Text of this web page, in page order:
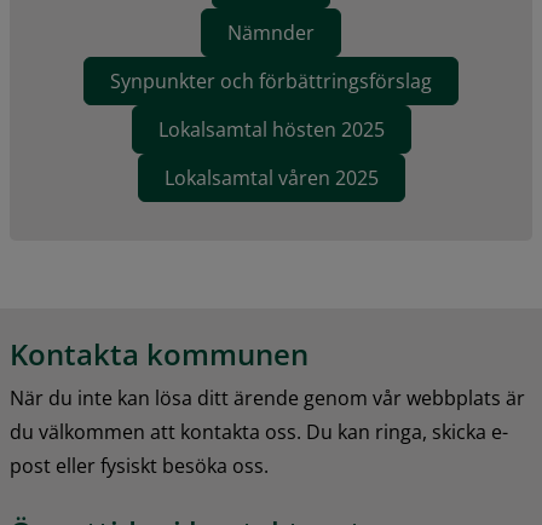
Nämnder
Synpunkter och förbättringsförslag
Lokalsamtal hösten 2025
Lokalsamtal våren 2025
Kontakta kommunen
När du inte kan lösa ditt ärende genom vår webbplats är
du välkommen att kontakta oss. Du kan ringa, skicka e-
post eller fysiskt besöka oss.